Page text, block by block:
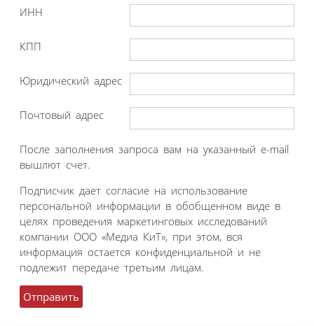
ИНН
КПП
Юридический адрес
Почтовый адрес
После заполнения запроса вам на указанный e-mail
вышлют счет.
Подписчик дает согласие на использование
персональной информации в обобщенном виде в
целях проведения маркетинговых исследований
компании ООО «Медиа КиТ», при этом, вся
информация остается конфиденциальной и не
подлежит передаче третьим лицам.